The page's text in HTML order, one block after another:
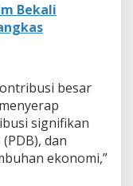
Bekali
besar
signifikan
dan
ekonomi,”